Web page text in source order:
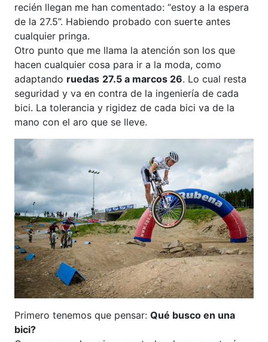
recién llegan me han comentado: “estoy a la espera
de la 27.5”. Habiendo probado con suerte antes
cualquier pringa.
Otro punto que me llama la atención son los que
hacen cualquier cosa para ir a la moda, como
adaptando ruedas 27.5 a marcos 26. Lo cual resta
seguridad y va en contra de la ingeniería de cada
bici. La tolerancia y rigidez de cada bici va de la
mano con el aro que se lleve.
Primero tenemos que pensar: Qué busco en una
bici?